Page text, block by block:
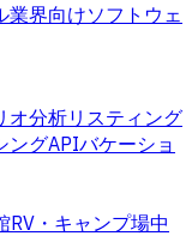
界向けソフトウェ
オ分析リスティング
ングAPIバケーショ
RV・キャンプ場中